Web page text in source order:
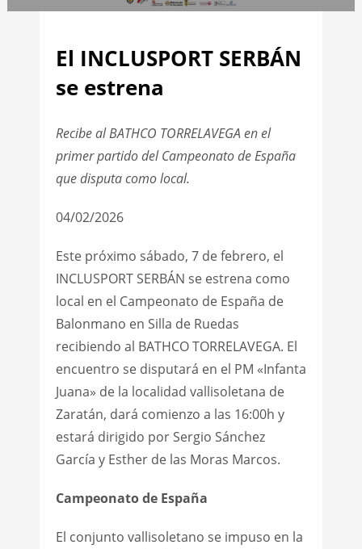
El INCLUSPORT SERBÁN
se estrena
Recibe al BATHCO TORRELAVEGA en el
primer partido del Campeonato de España
que disputa como local.
04/02/2026
Este próximo sábado, 7 de febrero, el
INCLUSPORT SERBÁN se estrena como
local en el Campeonato de España de
Balonmano en Silla de Ruedas
recibiendo al BATHCO TORRELAVEGA. El
encuentro se disputará en el PM «Infanta
Juana» de la localidad vallisoletana de
Zaratán, dará comienzo a las 16:00h y
estará dirigido por Sergio Sánchez
García y Esther de las Moras Marcos.
Campeonato de España
El conjunto vallisoletano se impuso en la